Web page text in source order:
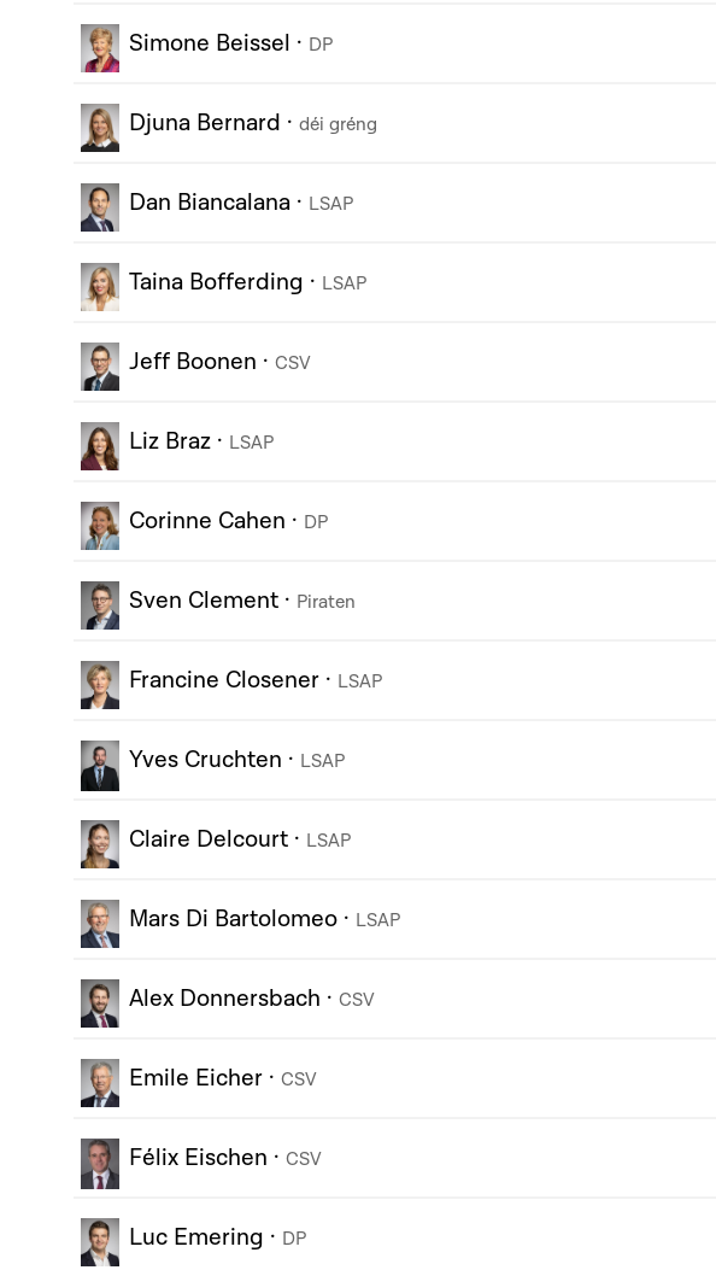
Simone Beissel · DP
Djuna Bernard · déi gréng
Dan Biancalana · LSAP
Taina Bofferding · LSAP
Jeff Boonen · CSV
Liz Braz · LSAP
Corinne Cahen · DP
Sven Clement · Piraten
Francine Closener · LSAP
Yves Cruchten · LSAP
Claire Delcourt · LSAP
Mars Di Bartolomeo · LSAP
Alex Donnersbach · CSV
Emile Eicher · CSV
Félix Eischen · CSV
Luc Emering · DP